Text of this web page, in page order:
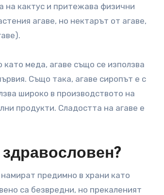
на кактус и притежава физични
агаве, но нектарът от агаве,
меда, агаве също се използва
Също така, агаве сиропът е с
широко в производството на
продукти. Сладостта на агаве е
предимно в храни като
са безвредни, но прекаленият